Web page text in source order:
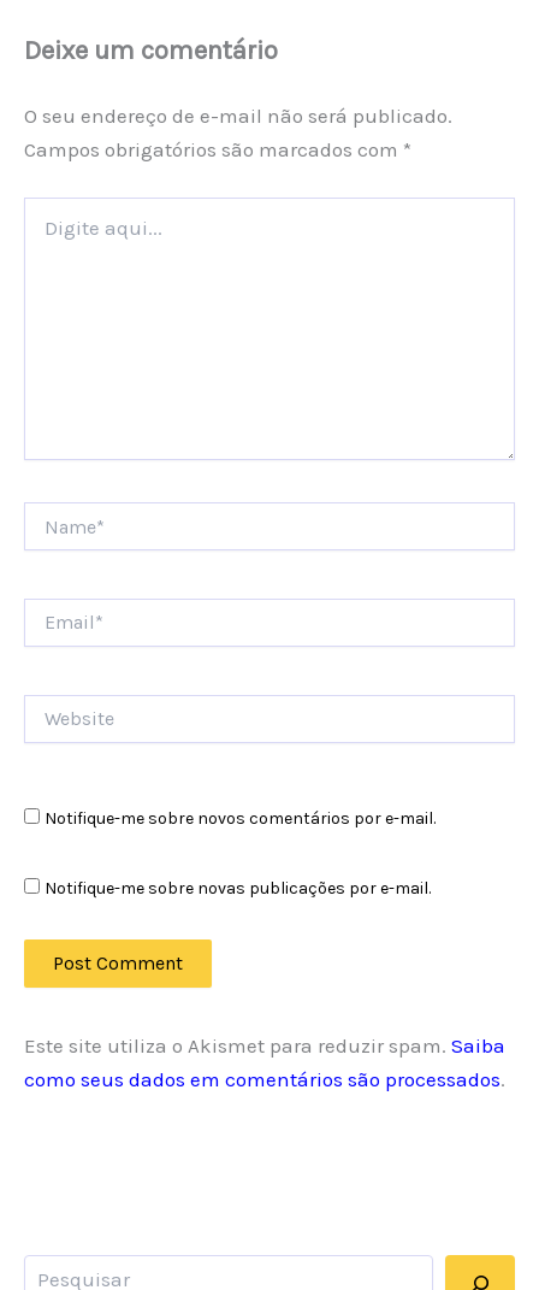
Deixe um comentário
O seu endereço de e-mail não será publicado.
Campos obrigatórios são marcados com *
aqui...
Notifique-me sobre novos comentários por e-mail.
Notifique-me sobre novas publicações por e-mail.
Este site utiliza o Akismet para reduzir spam. Saiba
como seus dados em comentários são processados.